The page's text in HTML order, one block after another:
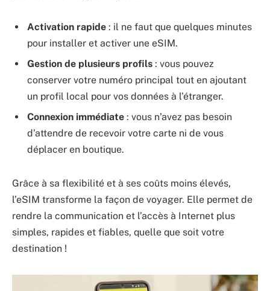
Activation rapide : il ne faut que quelques minutes
pour installer et activer une eSIM.
Gestion de plusieurs profils : vous pouvez
conserver votre numéro principal tout en ajoutant
un profil local pour vos données à l’étranger.
Connexion immédiate : vous n’avez pas besoin
d’attendre de recevoir votre carte ni de vous
déplacer en boutique.
Grâce à sa flexibilité et à ses coûts moins élevés,
l’eSIM transforme la façon de voyager. Elle permet de
rendre la communication et l’accès à Internet plus
simples, rapides et fiables, quelle que soit votre
destination !